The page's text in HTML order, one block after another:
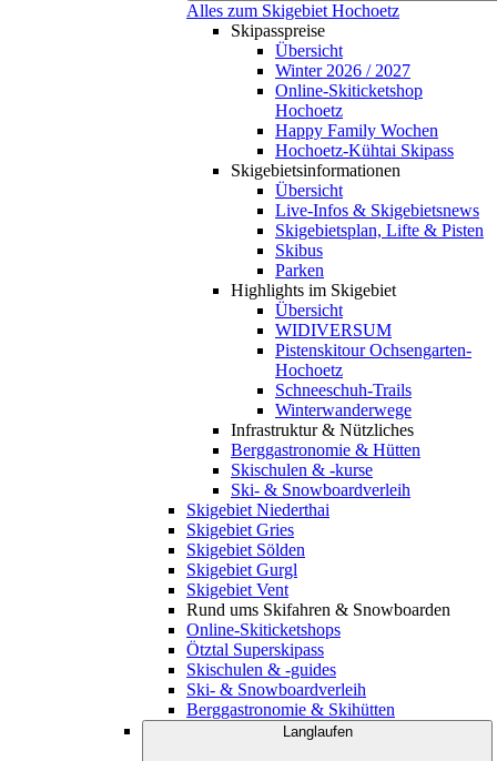
Alles zum Skigebiet Hochoetz
Skipasspreise
Übersicht
Winter 2026 / 2027
Online-Skiticketshop
Hochoetz
Happy Family Wochen
Hochoetz-Kühtai Skipass
Skigebietsinformationen
Übersicht
Live-Infos & Skigebietsnews
Skigebietsplan, Lifte & Pisten
Skibus
Parken
Highlights im Skigebiet
Übersicht
WIDIVERSUM
Pistenskitour Ochsengarten-
Hochoetz
Schneeschuh-Trails
Winterwanderwege
Infrastruktur & Nützliches
Berggastronomie & Hütten
Skischulen & -kurse
Ski- & Snowboardverleih
Skigebiet Niederthai
Skigebiet Gries
Skigebiet Sölden
Skigebiet Gurgl
Skigebiet Vent
Rund ums Skifahren & Snowboarden
Online-Skiticketshops
Ötztal Superskipass
Skischulen & -guides
Ski- & Snowboardverleih
Berggastronomie & Skihütten
Langlaufen